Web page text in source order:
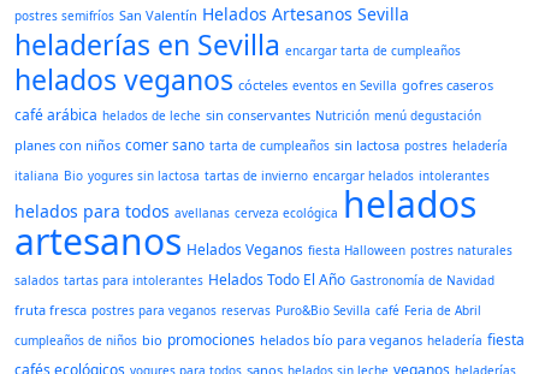
postres semifríos San Valentín Helados Artesanos Sevilla
heladerías en Sevilla encargar tarta de cumpleaños
helados veganos cócteles eventos en Sevilla gofres caseros
café arábica helados de leche sin conservantes Nutrición menú degustación
planes con niños comer sano tarta de cumpleaños sin lactosa postres heladería
italiana Bio yogures sin lactosa tartas de invierno encargar helados intolerantes
helados para todos avellanas cerveza ecológica helados
artesanos Helados Veganos fiesta Halloween postres naturales
salados tartas para intolerantes Helados Todo El Año Gastronomía de Navidad
fruta fresca postres para veganos reservas Puro&Bio Sevilla café Feria de Abril
cumpleaños de niños bio promociones helados bío para veganos heladería fiesta
cafés ecológicos yogures para todos sanos helados sin leche veganos heladerías